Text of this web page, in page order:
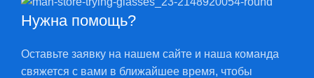
Нужна помощь?
Оставьте заявку на нашем сайте и наша команда
свяжется с вами в ближайшее время, чтобы